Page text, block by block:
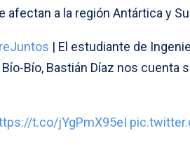
afectan a la región Antártica y
| El estudiante de
Bío, Bastián Díaz nos cuenta
t.co/jYgPmX95eI